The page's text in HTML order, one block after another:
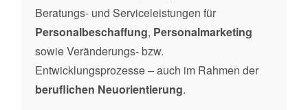
Beratungs- und Serviceleistungen für
Personalbeschaffung, Personalmarketing
sowie Veränderungs- bzw.
Entwicklungsprozesse – auch im Rahmen der
beruflichen Neuorientierung.